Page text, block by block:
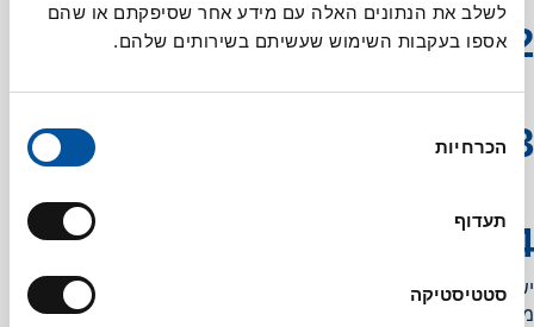
לשלב את הנתונים האלה עם מידע אחר שסיפקתם או שהם
אספו בעקבות השימוש שעשיתם בשירותים שלהם.
הסכמה
הכרחיות
תעדוף
סטטיסטיקה
בקערת ערבוב, מערבבים קלות את הקמח והסוכר עד
לאיחוד.
היבשים בתנועות מהירות, עד לקבלת מרקם פירורי ואחיד
מפזרים את הפירורים בשכבה אחידה על מגש אפייה
יש לערבב את הפירורים בכל 10 דקות כדי להבטיח אפייה אחידה
מכל הצדדים.